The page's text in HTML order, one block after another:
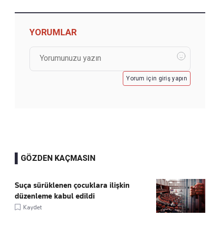
YORUMLAR
Yorum için giriş yapın
GÖZDEN KAÇMASIN
Suça sürüklenen çocuklara ilişkin
düzenleme kabul edildi
Kaydet